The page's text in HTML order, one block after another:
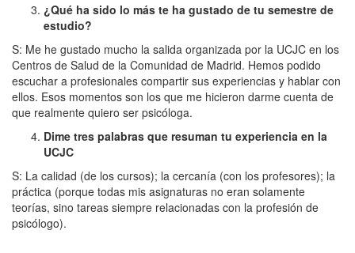
¿Qué ha sido lo más te ha gustado de tu semestre de
estudio?
S: Me he gustado mucho la salida organizada por la UCJC en los
Centros de Salud de la Comunidad de Madrid. Hemos podido
escuchar a profesionales compartir sus experiencias y hablar con
ellos. Esos momentos son los que me hicieron darme cuenta de
que realmente quiero ser psicóloga.
Dime tres palabras que resuman tu experiencia en la
UCJC
S: La calidad (de los cursos); la cercanía (con los profesores); la
práctica (porque todas mis asignaturas no eran solamente
teorías, sino tareas siempre relacionadas con la profesión de
psicólogo).